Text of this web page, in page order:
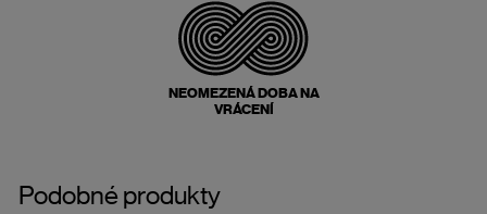
NEOMEZENÁ DOBA NA
VRÁCENÍ
Podobné produkty